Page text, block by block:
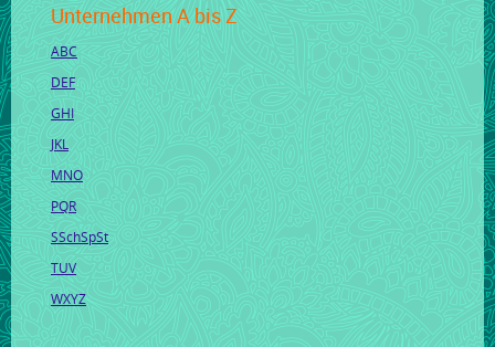
Unternehmen A bis Z
ABC
DEF
GHI
JKL
MNO
PQR
SSchSpSt
TUV
WXYZ